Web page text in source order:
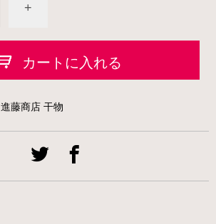
+
カートに入れる
進藤商店 干物